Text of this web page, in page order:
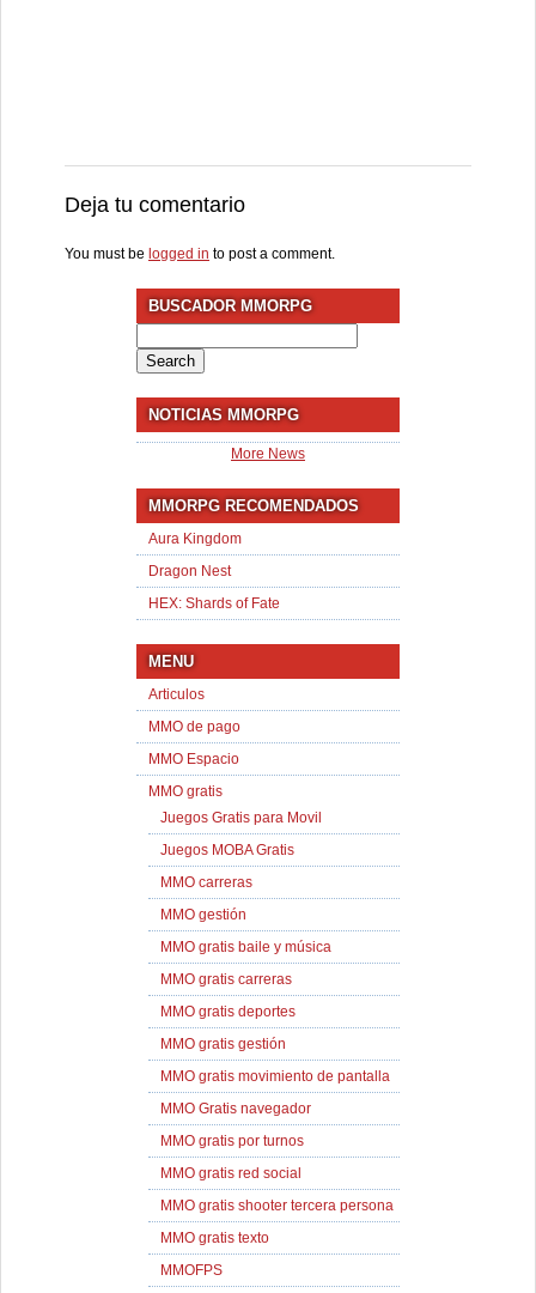
Deja tu comentario
You must be logged in to post a comment.
BUSCADOR MMORPG
for:
NOTICIAS MMORPG
More News
MMORPG RECOMENDADOS
Aura Kingdom
Dragon Nest
HEX: Shards of Fate
MENU
Articulos
MMO de pago
MMO Espacio
MMO gratis
Juegos Gratis para Movil
Juegos MOBA Gratis
MMO carreras
MMO gestión
MMO gratis baile y música
MMO gratis carreras
MMO gratis deportes
MMO gratis gestión
MMO gratis movimiento de pantalla
MMO Gratis navegador
MMO gratis por turnos
MMO gratis red social
MMO gratis shooter tercera persona
MMO gratis texto
MMOFPS